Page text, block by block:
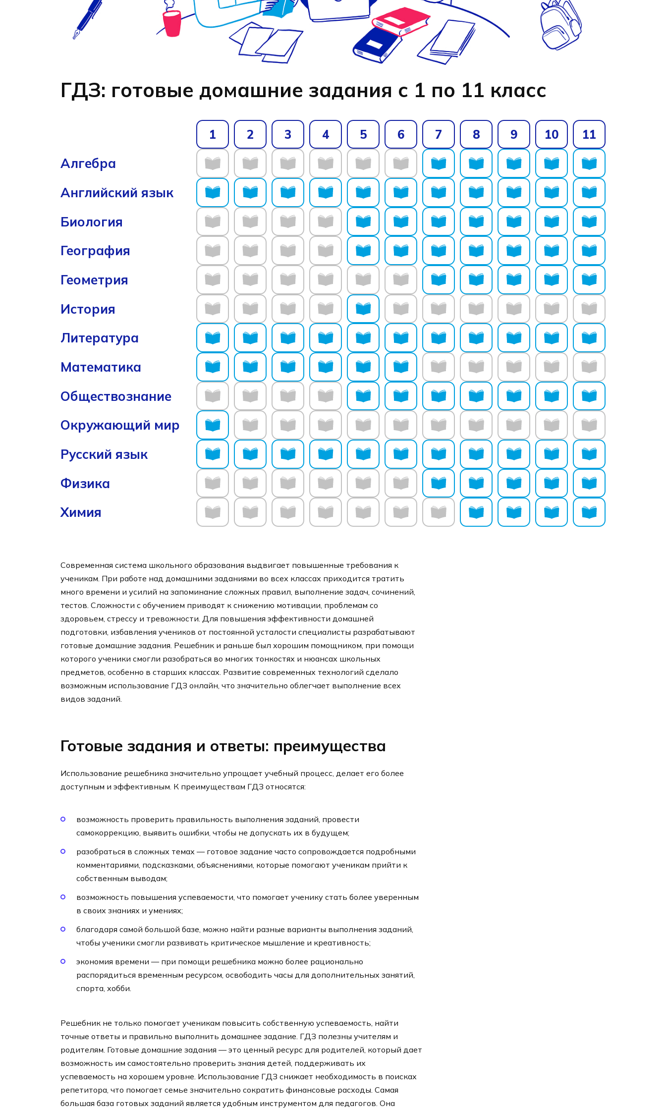
ГДЗ: готовые домашние задания с 1 по 11 класс
1 2 3 4 5 6 7 8 9 10 11
Алгебра
Английский язык
Биология
География
Геометрия
История
Литература
Математика
Обществознание
Окружающий мир
Русский язык
Физика
Химия
Современная система школьного образования выдвигает повышенные требования к
ученикам. При работе над домашними заданиями во всех классах приходится тратить
много времени и усилий на запоминание сложных правил, выполнение задач, сочинений,
тестов. Сложности с обучением приводят к снижению мотивации, проблемам со
здоровьем, стрессу и тревожности. Для повышения эффективности домашней
подготовки, избавления учеников от постоянной усталости специалисты разрабатывают
готовые домашние задания. Решебник и раньше был хорошим помощником, при помощи
которого ученики смогли разобраться во многих тонкостях и нюансах школьных
предметов, особенно в старших классах. Развитие современных технологий сделало
возможным использование ГДЗ онлайн, что значительно облегчает выполнение всех
видов заданий.
Готовые задания и ответы: преимущества
Использование решебника значительно упрощает учебный процесс, делает его более
доступным и эффективным. К преимуществам ГДЗ относятся:
возможность проверить правильность выполнения заданий, провести
самокоррекцию, выявить ошибки, чтобы не допускать их в будущем;
разобраться в сложных темах — готовое задание часто сопровождается подробными
комментариями, подсказками, объяснениями, которые помогают ученикам прийти к
собственным выводам;
возможность повышения успеваемости, что помогает ученику стать более уверенным
в своих знаниях и умениях;
благодаря самой большой базе, можно найти разные варианты выполнения заданий,
чтобы ученики смогли развивать критическое мышление и креативность;
экономия времени — при помощи решебника можно более рационально
распорядиться временным ресурсом, освободить часы для дополнительных занятий,
спорта, хобби.
Решебник не только помогает ученикам повысить собственную успеваемость, найти
точные ответы и правильно выполнить домашнее задание. ГДЗ полезны учителям и
родителям. Готовые домашние задания — это ценный ресурс для родителей, который дает
возможность им самостоятельно проверить знания детей, поддерживать их
успеваемость на хорошем уровне. Использование ГДЗ снижает необходимость в поисках
репетитора, что помогает семье значительно сократить финансовые расходы. Самая
большая база готовых заданий является удобным инструментом для педагогов. Она